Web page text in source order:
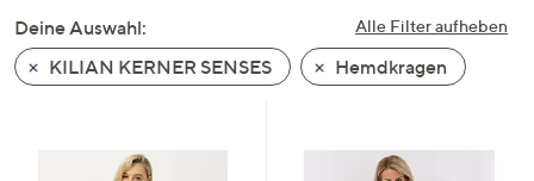
nach
unten
oder
Alle Filter aufheben
Deine Auswahl:
KILIAN KERNER SENSES
Hemdkragen